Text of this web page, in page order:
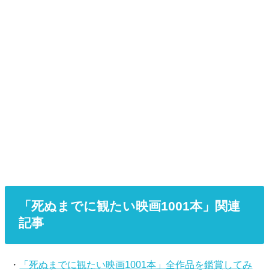
「死ぬまでに観たい映画1001本」関連
記事
・
「死ぬまでに観たい映画1001本」全作品を鑑賞してみ